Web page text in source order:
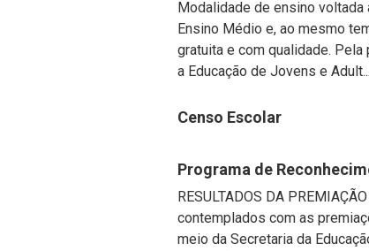
Modalidade de ensino
Ensino Médio e, ao mesmo
gratuita e com qualidade.
a Educação de Jovens e Adult...
Censo Escolar
Programa de
RESULTADOS DA
contemplados com as
meio da Secretaria da